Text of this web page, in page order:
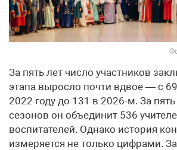
За пять лет число участников
этапа выросло почти вдвое — с
2022 году до 131 в 2026-м. За
сезонов он объединит 536
воспитателей. Однако история
измеряется не только цифрами.